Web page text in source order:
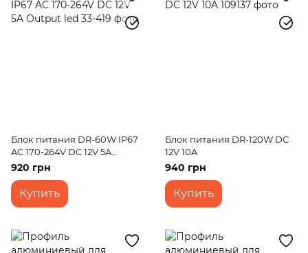
Блок питания DR-60W IP67
AC 170-264V DC 12V 5A
Output led
920 грн
Купить
Блок питания DR-120W DC
12V 10A
940 грн
Купить